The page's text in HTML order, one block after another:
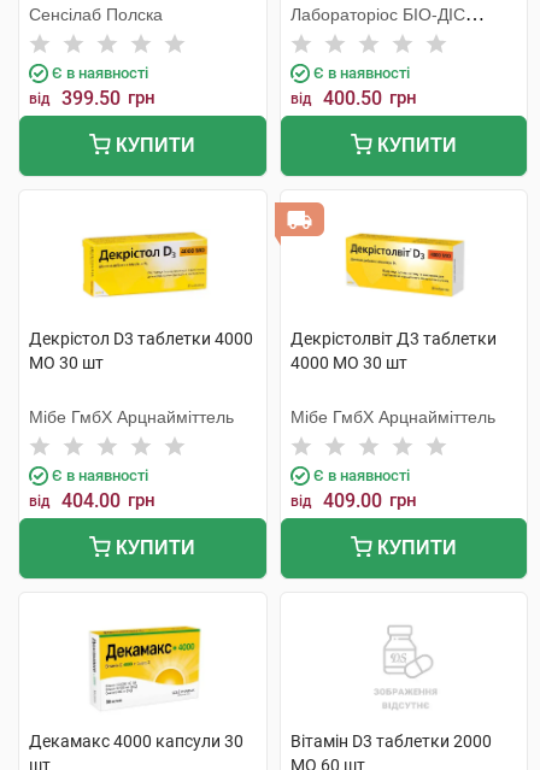
Сенсілаб Полска
Є в наявності
від 399.50 грн
КУПИТИ
Лабораторiос БIО-ДIС
Еспанія
Є в наявності
від 400.50 грн
КУПИТИ
Декрістол D3 таблетки 4000
МО 30 шт
Мібе ГмбХ Арцнайміттель
Є в наявності
від 404.00 грн
КУПИТИ
Декрістолвіт Д3 таблетки
4000 МО 30 шт
Мібе ГмбХ Арцнайміттель
Є в наявності
від 409.00 грн
КУПИТИ
Декамакс 4000 капсули 30
шт
Вітамін D3 таблетки 2000
МО 60 шт